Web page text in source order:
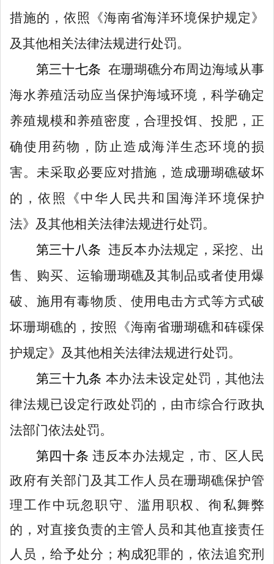
措施的，依照《海南省海洋环境保护规定》
及其他相关法律法规进行处罚。
第三十七条 在珊瑚礁分布周边海域从事
海水养殖活动应当保护海域环境，科学确定
养殖规模和养殖密度，合理投饵、投肥，正
确使用药物，防止造成海洋生态环境的损
害。未采取必要应对措施，造成珊瑚礁破坏
的，依照《中华人民共和国海洋环境保护
法》及其他相关法律法规进行处罚。
第三十八条 违反本办法规定， 采挖、出
售、 购买、 运输珊瑚礁及其制品或者使用爆
破、施用有毒物质、使用电击方式等方式破
坏珊瑚礁的，按照《海南省珊瑚礁和砗磲保
护规定》及其他相关法律法规进行处罚。
第三十九条 本办法未设定处罚，其他法
律法规已设定行政处罚的，由市综合行政执
法部门依法处罚。
第四十条 违反本办法规定，市、区人民
政府有关部门及其工作人员在珊瑚礁保护管
理工作中玩忽职守、滥用职权、徇私舞弊
的，对直接负责的主管人员和其他直接责任
人员，给予处分；构成犯罪的，依法追究刑